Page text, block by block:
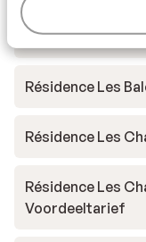
Hôtel Saint
Résidence Les
Résidence Les
Résidence Les
Voordeeltarief